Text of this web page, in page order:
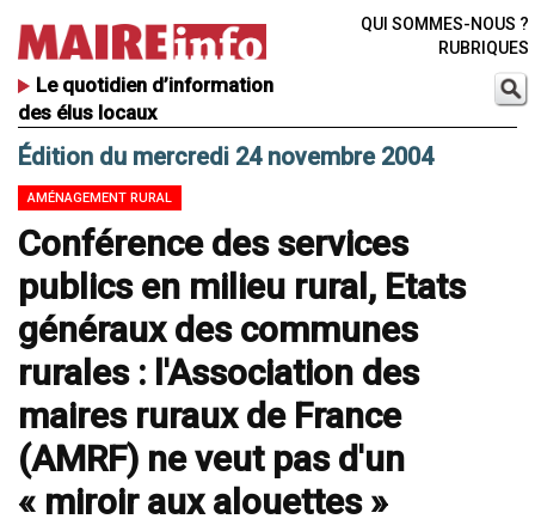
Le quotidien d’information
des élus locaux
QUI SOMMES-NOUS ?
RUBRIQUES
Édition du mercredi 24 novembre 2004
AMÉNAGEMENT RURAL
Conférence des services
publics en milieu rural, Etats
généraux des communes
rurales : l'Association des
maires ruraux de France
(AMRF) ne veut pas d'un
« miroir aux alouettes »